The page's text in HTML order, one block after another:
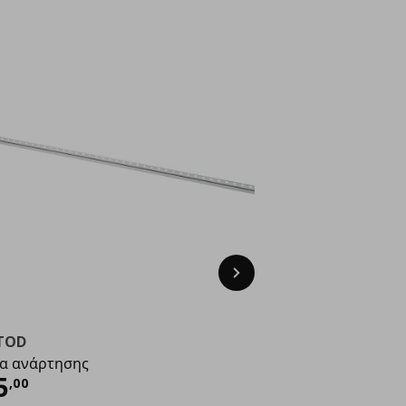
ανάρτησης
,00 τιμή
Next